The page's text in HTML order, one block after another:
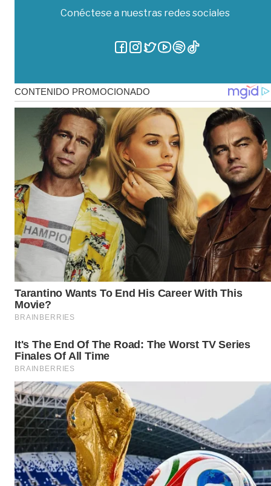
Conéctese a nuestras redes sociales